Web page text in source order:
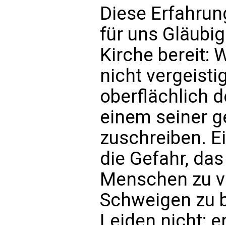
Diese
für uns
Kirche bereit:
nicht
oberflächlich
einem seiner
zuschreiben.
die Gefahr,
Menschen zu
Schweigen zu